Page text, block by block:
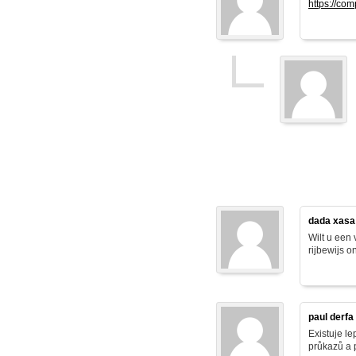
https://
dada xasa
Wilt u een
rijbewijs
paul derfa
Existuje
průkazů a